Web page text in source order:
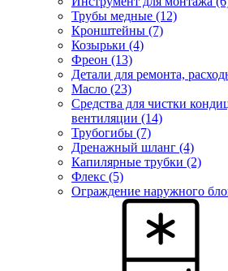
Трубы медные (12)
Кронштейны (7)
Козырьки (4)
Фреон (13)
Детали для ремонта,
Масло (23)
Средства для чистки
вентиляции (14)
Трубогибы (7)
Дренажный шланг (4)
Капилярные трубки (2)
Флекс (5)
Ограждение наружного